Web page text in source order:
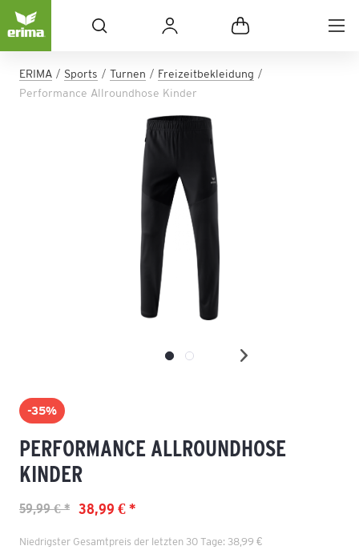
ERIMA Sports Turnen
Freizeitbekleidung
Performance Allroundhose Kinder
-35%
PERFORMANCE ALLROUNDHOSE
KINDER
38,99 € *
59,99 € *
Niedrigster Gesamtpreis der letzten 30 Tage: 38,99 €